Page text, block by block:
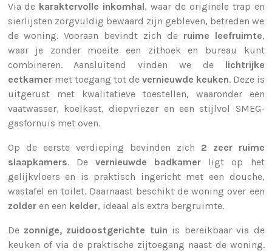
Via de karaktervolle inkomhal, waar de originele trap en
sierlijsten zorgvuldig bewaard zijn gebleven, betreden we
de woning. Vooraan bevindt zich de ruime leefruimte,
waar je zonder moeite een zithoek en bureau kunt
combineren. Aansluitend vinden we de lichtrijke
eetkamermet toegang tot de vernieuwde keuken. Deze is
uitgerust met kwalitatieve toestellen, waaronder een
vaatwasser, koelkast, diepvriezer en een stijlvol SMEG-
gasfornuis met oven.
Op de eerste verdieping bevinden zich 2 zeer ruime
slaapkamers. De vernieuwde badkamer ligt op het
gelijkvloers en is praktisch ingericht met een douche,
wastafel en toilet. Daarnaast beschikt de woning over een
zolderen een kelder, ideaal als extra bergruimte.
De zonnige, zuidoostgerichte tuin is bereikbaar via de
keuken of via de praktische zijtoegang naast de woning.